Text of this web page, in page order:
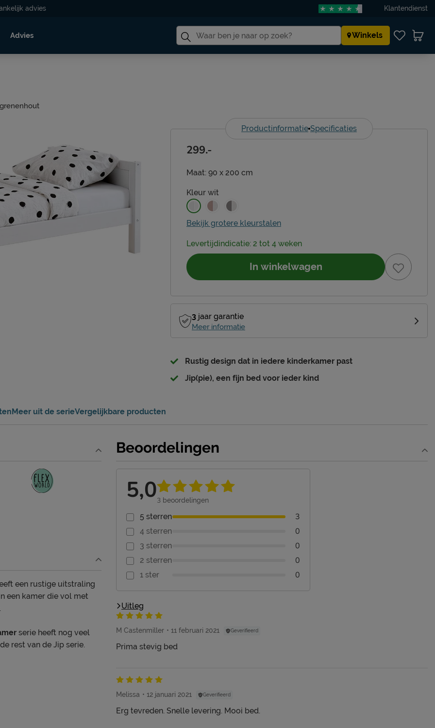
advies Klantendienst
Advies Winkels
Productinformatie Specificaties
Maat: 90 x 200 cm
Kleur wit
Bekijk grotere kleurstalen
299.-
Levertijdindicatie: 2 tot 4 weken
In winkelwagen
3 jaar garantie
Meer informatie
Rustig design dat in iedere kinderkamer past
Jip(pie), een fijn bed voor ieder kind
Meer uit de serieVergelijkbare producten
Beoordelingen
5,03 beoordelingen
5 sterren 3
4 sterren 0
3 sterren 0
2 sterren 0
1 ster 0
Uitleg
M Castenmiller 11 februari 2021 Geverifieerd
Prima stevig bed
Melissa 12 januari 2021 Geverifieerd
Erg tevreden. Snelle levering. Mooi bed.
een rustige uitstraling
een kamer die vol met
serie heeft nog veel
rest van de Jip serie.